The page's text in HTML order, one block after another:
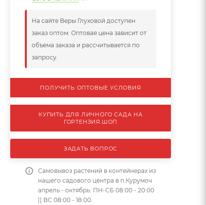
На сайте Веры Глуховой доступен
заказ оптом. Оптовая цена зависит от
объема заказа и рассчитывается по
запросу.
ПОЛУЧИТЬ ОПТОВЫЕ УСЛОВИЯ
КУПИТЬ ДЛЯ ЛИЧНОГО САДА НА
ГОРТЕНЗИЯ.ШОП
ЗАДАТЬ ВОПРОС
Самовывоз растений в контейнерах из
нашего садового центра в п.Курумоч
апрель - октябрь: ПН-СБ 08:00 - 20:00
|| ВС 08:00 - 18:00.